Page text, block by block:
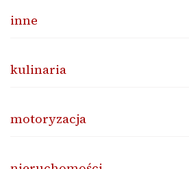
inne
kulinaria
motoryzacja